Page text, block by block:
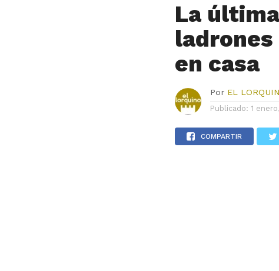
La
ladrones
en casa
Por EL
Publicado: 1
COMPARTIR